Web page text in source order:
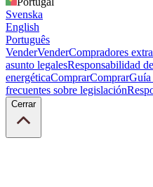
Svenska
English
Português
VenderVenderCompradores
asunto legalesResponsabilidad
energéticaComprarComprarGuía
frecuentes sobre legislación
Cerrar